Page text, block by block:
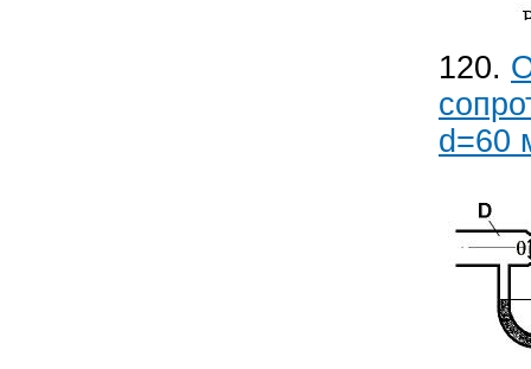
120.
d=60